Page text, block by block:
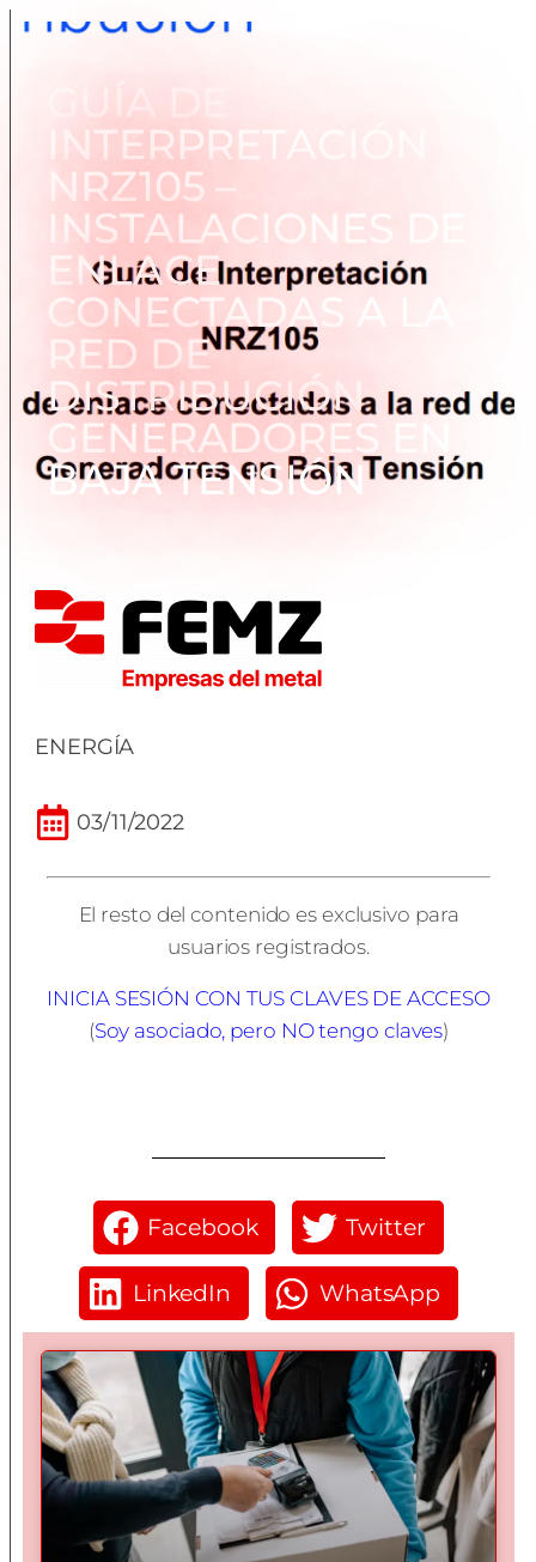
GUÍA DE
INTERPRETACIÓN
NRZ105 –
INSTALACIONES DE
ENLACE
CONECTADAS A LA
RED DE
DISTRIBUCIÓN
GENERADORES EN
BAJA TENSIÓN
ENERGÍA
03/11/2022
El resto del contenido es exclusivo para
usuarios registrados.
INICIA SESIÓN CON TUS CLAVES DE ACCESO
(Soy asociado, pero NO tengo claves)
Facebook Twitter
LinkedIn WhatsApp